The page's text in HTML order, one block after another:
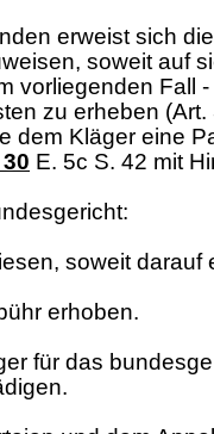
erweist sich
soweit auf
vorliegenden Fall
zu erheben (Art.
dem Kläger eine
E. 5c S. 42 mit
soweit darauf
erhoben.
für das